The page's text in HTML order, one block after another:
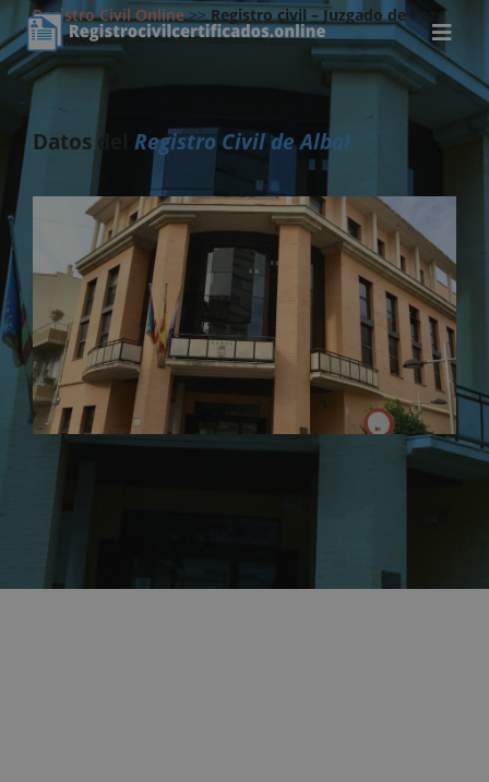
Registro Civil Online>> Registro civil – Juzgado de Paz
de Albal
Datos del Registro Civil de Albal